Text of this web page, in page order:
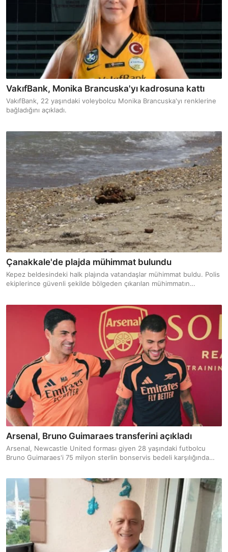
VakıfBank, Monika Brancuska'yı kadrosuna kattı
VakıfBank, 22 yaşındaki voleybolcu Monika Brancuska'yı renklerine
bağladığını açıkladı.
Çanakkale'de plajda mühimmat bulundu
Kepez beldesindeki halk plajında vatandaşlar mühimmat buldu. Polis
ekiplerince güvenli şekilde bölgeden çıkarılan mühimmatın
Arsenal, Bruno Guimaraes transferini açıkladı
Arsenal, Newcastle United forması giyen 28 yaşındaki futbolcu
Bruno Guimaraes'i 75 milyon sterlin bonservis bedeli karşılığında